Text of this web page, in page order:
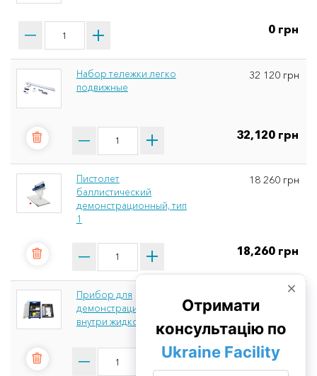
0 грн
Набор тележки легко
подвижные
32 120 грн
32,120 грн
Пистолет
баллистический
демонстрационный, тип
1
18 260 грн
18,260 грн
Прибор для
демонстрации давления
внутри жидкости, тип 1
16 995 грн
16,995 грн